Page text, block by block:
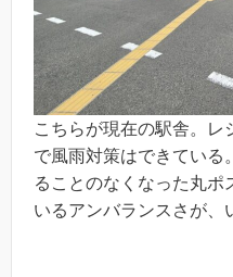
こちらが現在の駅舎。レ
で風雨対策はできている
ることのなくなった丸ポ
いるアンバランスさが、